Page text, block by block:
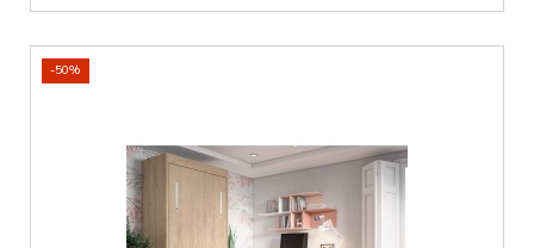
-50%